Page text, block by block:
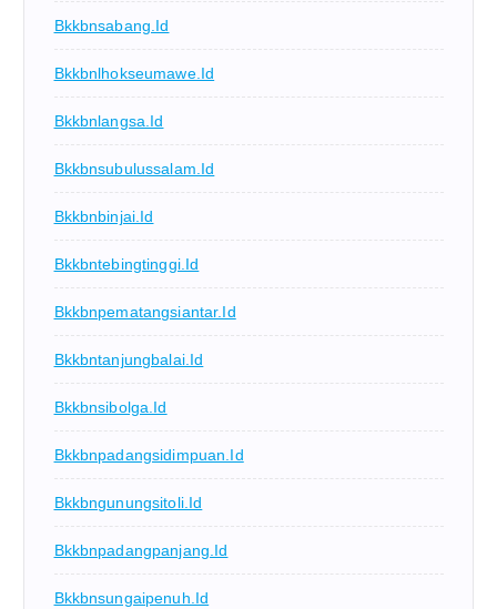
Bkkbnsabang.id
Bkkbnlhokseumawe.id
Bkkbnlangsa.id
Bkkbnsubulussalam.id
Bkkbnbinjai.id
Bkkbntebingtinggi.id
Bkkbnpematangsiantar.id
Bkkbntanjungbalai.id
Bkkbnsibolga.id
Bkkbnpadangsidimpuan.id
Bkkbngunungsitoli.id
Bkkbnpadangpanjang.id
Bkkbnsungaipenuh.id